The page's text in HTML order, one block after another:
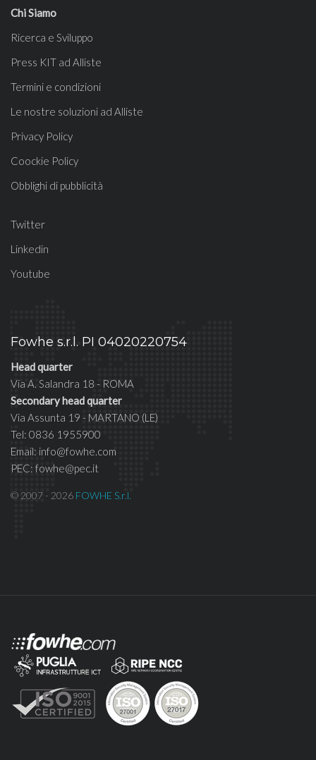
Chi Siamo
Ricerca e Sviluppo
Press KIT ad Alliste
Termini e condizioni
Le nostre soluzioni ad Alliste
Privacy Policy
Coockie Policy
Obblighi di pubblicità
Twitter
Linkedin
Youtube
Fowhe s.r.l. PI 04020220754
Head quarter
Via A. Salandra 18 - ROMA
Secondary head quarter
Via Assunta 19 - MARTANO (LE)
Tel: 0836 1955900
Email: info@fowhe.com
PEC: fowhe@pec.it
© 2007 - 2026 FOWHE S.r.l.